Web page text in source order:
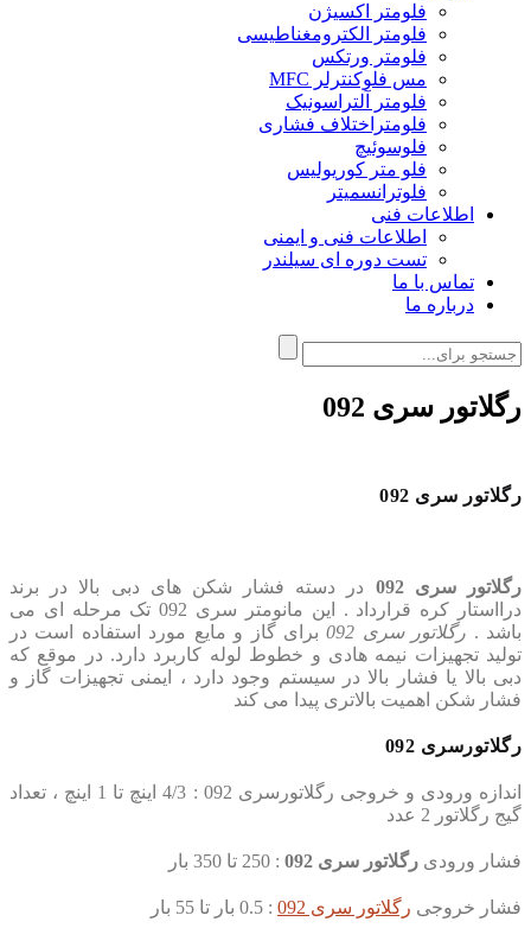
فلومتر اکسیژن
فلومتر الکترومغناطیسی
فلومتر ورتکس
مس فلوکنترلر MFC
فلومتر آلتراسونیک
فلومتراختلاف فشاری
فلوسوئیچ
فلو متر کوریولیس
فلوترانسمیتر
اطلاعات فنی
اطلاعات فنی و ایمنی
تست دوره ای سیلندر
تماس با ما
درباره ما
رگلاتور سری 092
رگلاتور سری 092
رگلاتور سری 092
در دسته فشار شکن های دبی بالا در برند
درااستار کره قرارداد . این مانومتر سری 092 تک مرحله ای می
باشد . رگلاتور سری 092
برای گاز و مایع مورد استفاده است در
تولید تجهیزات نیمه هادی و خطوط لوله کاربرد دارد. در موقع که
دبی بالا یا فشار بالا در سیستم وجود دارد ، ایمنی تجهیزات گاز و
فشار شکن اهمیت بالاتری پیدا می کند
رگلاتورسری 092
اندازه ورودی و خروجی رگلاتورسری 092 : 4/3 اینچ تا 1 اینچ ، تعداد
گیج رگلاتور 2 عدد
فشار ورودی رگلاتور سری 092 : 250 تا 350 بار
فشار خروجی رگلاتور سری 092 : 0.5 بار تا 55 بار